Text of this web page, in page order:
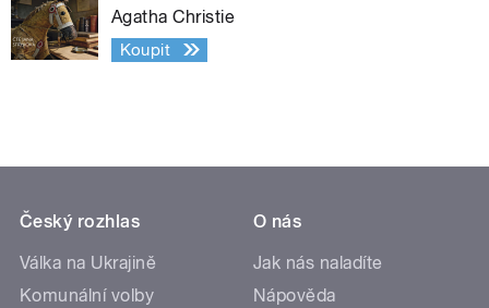
Agatha Christie
Koupit
Český rozhlas
Válka na Ukrajině
Komunální volby
O nás
Jak nás naladíte
Nápověda